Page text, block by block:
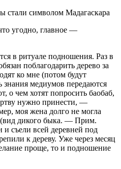
угодно, главное —
в ритуале подношения. Раз в
поблагодарить дерево за
ко мне (потом будут
знания медиумов передаются
о чем хотят попросить баобаб,
нужно принести, —
моя жена долго не могла
(вид дикого быка. — Прим.
и съели всей деревней под
к дереву. Уже через месяц
проще, то и подношение